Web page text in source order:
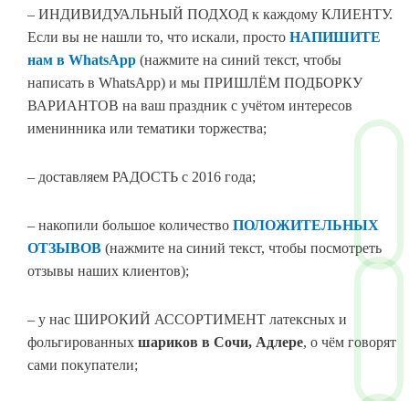
– ИНДИВИДУАЛЬНЫЙ ПОДХОД к каждому КЛИЕНТУ.
Если вы не нашли то, что искали, просто НАПИШИТЕ
нам в WhatsApp (нажмите на синий текст, чтобы
написать в WhatsApp) и мы ПРИШЛЁМ ПОДБОРКУ
ВАРИАНТОВ на ваш праздник с учётом интересов
именинника или тематики торжества;
– доставляем РАДОСТЬ с 2016 года;
– накопили большое количество ПОЛОЖИТЕЛЬНЫХ
ОТЗЫВОВ (нажмите на синий текст, чтобы посмотреть
отзывы наших клиентов);
– у нас ШИРОКИЙ АССОРТИМЕНТ латексных и
фольгированных шариков в Сочи, Адлере, о чём говорят
сами покупатели;